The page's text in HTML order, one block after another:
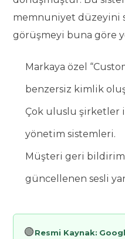
memnuniyet düzeyini
görüşmeyi buna göre
Markaya özel
benzersiz kimlik
Çok uluslu şirketler
yönetim sistemleri.
Müşteri geri
güncellenen sesli
🟢Resmi Kaynak: